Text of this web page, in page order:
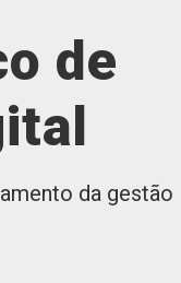
de
da gestão